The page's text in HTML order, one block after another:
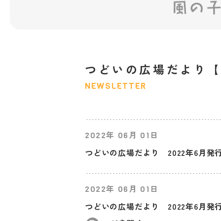
つどいの広場だより
NEWSLETTER
2022年 06 月 01 日
つどいの広場だより 2022年6月発
2022年 06 月 01 日
つどいの広場だより 2022年6月発